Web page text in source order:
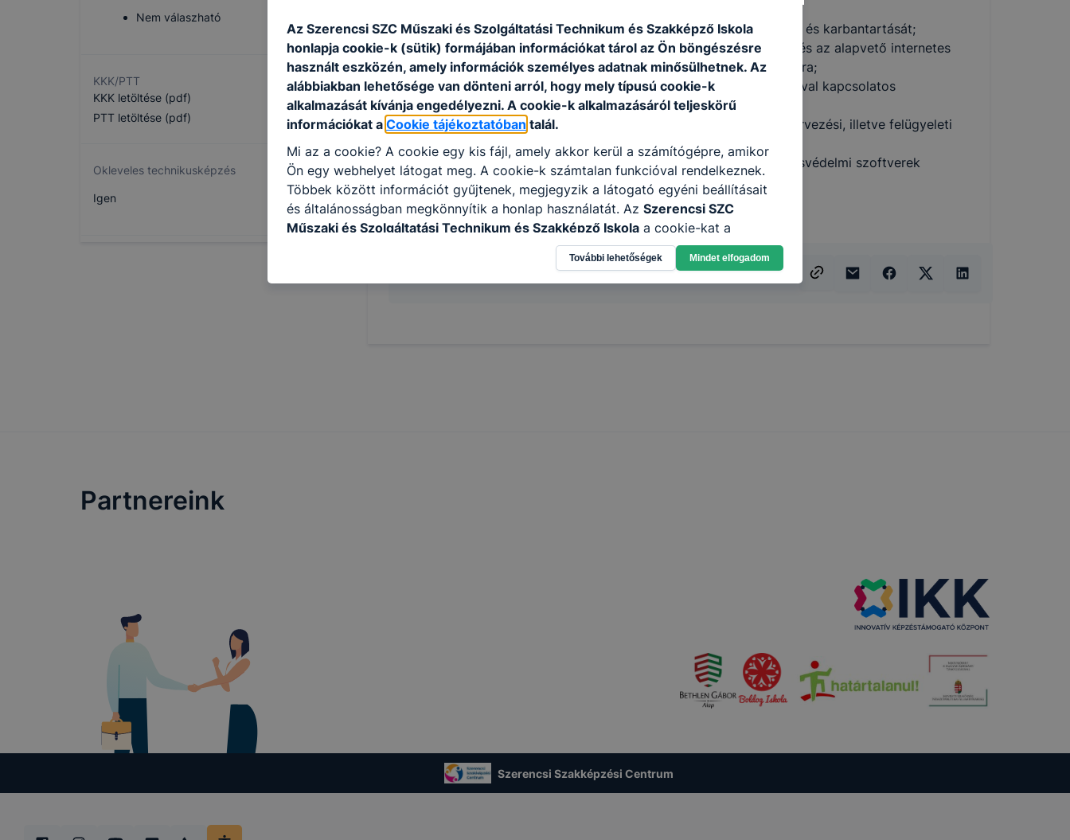
Nem válaszható
KKK/PTT
KKK letöltése (pdf)
PTT letöltése (pdf)
Okleveles technikusképzés
Igen
ellátja a munkaállomások operációs rendszerének telepítését és karbantartását;
képes a hálózati eszközök, a hálózati operációs rendszerek és az alapvető internetes
szolgáltatások telepítésére, üzemeltetésére és karbantartására;
ellátja a kisebb helyi hálózatok kiépítésével és karbantartásával kapcsolatos
feladatokat;
képes kisebb otthoni, irodai és közepes méretű hálózatok tervezési, illetve felügyeleti
feladatait elvégezni;
elvégzi az informatikai biztonsági eszközök, tűzfalak és vírusvédelmi szoftverek
telepítését és konﬁgurálását;
felhőszolgáltatásokat kezel.
Partnereink
Szerencsi Szakképzési Centrum
Az Szerencsi SZC Műszaki és Szolgáltatási Technikum és Szakképző Iskola
honlapja cookie-k (sütik) formájában információkat tárol az Ön böngészésre
használt eszközén, amely információk személyes adatnak minősülhetnek. Az
alábbiakban lehetősége van dönteni arról, hogy mely típusú cookie-k
alkalmazását kívánja engedélyezni. A cookie-k alkalmazásáról teljeskörű
információkat a Cookie tájékoztatóban talál.
Mi az a cookie? A cookie egy kis fájl, amely akkor kerül a számítógépre, amikor
Ön egy webhelyet látogat meg. A cookie-k számtalan funkcióval rendelkeznek.
Többek között információt gyűjtenek, megjegyzik a látogató egyéni beállításait
és általánosságban megkönnyítik a honlap használatát. Az Szerencsi SZC
Műszaki és Szolgáltatási Technikum és Szakképző Iskola a cookie-kat a
következő célokból használja: információ gyűjtése azzal kapcsolatban, hogyan
használja Ön a honlapot -annak felmérésével, hogy a honlap melyik részeit
látogatja, vagy használja leginkább, így megtudhatjuk, hogyan biztosítsunk Önnek
További lehetőségek Mindet elfogadom